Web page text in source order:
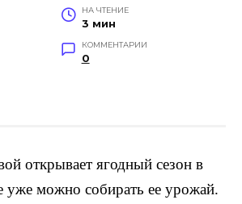
НА ЧТЕНИЕ
3 мин
КОММЕНТАРИИ
0
открывает ягодный сезон в
можно собирать ее урожай.